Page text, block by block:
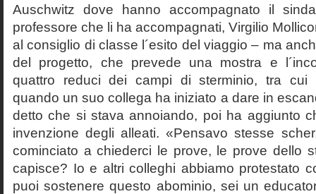
Auschwitz dove hanno accompagnato il
professore che li ha accompagnati, Virgilio
al consiglio di classe l´esito del viaggio – ma
del progetto, che prevede una mostra e
quattro reduci dei campi di sterminio, tra cui
quando un suo collega ha iniziato a dare in
detto che si stava annoiando, poi ha aggiunto
invenzione degli alleati. «Pensavo stesse
cominciato a chiederci le prove, le prove dello
capisce? Io e altri colleghi abbiamo protestato
puoi sostenere questo abominio, sei un